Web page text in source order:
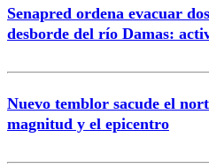
Correo
Senapred ordena evacuar
desborde del río Damas:
Nuevo temblor sacude el
magnitud y el epicentro